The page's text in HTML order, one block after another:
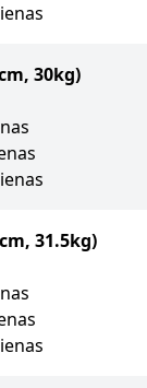
30kg)
31.5kg)